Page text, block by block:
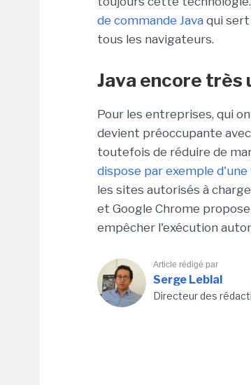
de commande Java qui sert
tous les navigateurs.
Java encore très
Pour les entreprises, qui
devient préoccupante
toutefois de réduire de
dispose par exemple
les sites autorisés à
et Google Chrome
empêcher l'exécution
Article rédigé par
Serge Leblal
Directeur des